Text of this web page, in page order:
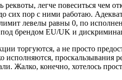
легче повеситься
пор с ними работаю.
левелы равны 0, по
брендом EU/UK и
торгуются, а не просто
Жалко, конечно, хотелось